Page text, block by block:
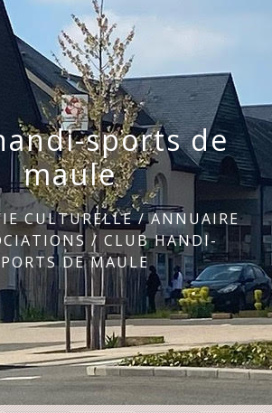
sports de
maule
CULTURELLE/ANNUAIRE
/ CLUB HANDI-
DE MAULE